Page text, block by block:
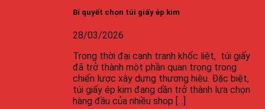
Bí quyết chọn túi giấy ép kim
28/03/2026
Trong thời đại cạnh tranh khốc liệt, túi giấy
đã trở thành một phần quan trọng trong
chiến lược xây dựng thương hiệu. Đặc biệt,
túi giấy ép kim đang dần trở thành lựa chọn
hàng đầu của nhiều shop [...]